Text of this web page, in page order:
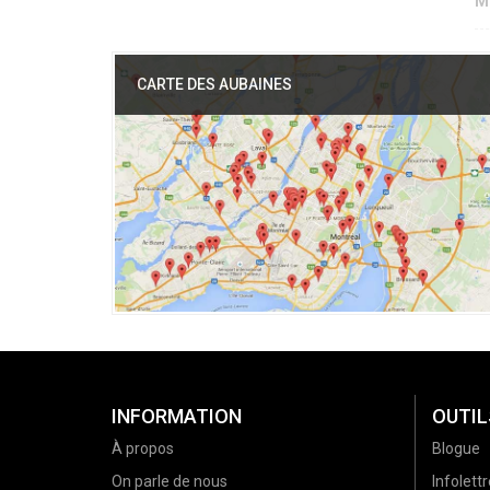
CARTE DES AUBAINES
INFORMATION
À propos
On parle de nous
Blogue